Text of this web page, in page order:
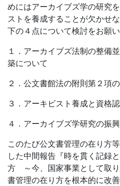
めにはアーカイブズ学の研究
ストを養成することが欠かせ
下の４点について検討をお願い
１．アーカイブズ法制の整備
築について
２．公文書館法の附則第２項
３．アーキビスト養成と資格
４．アーカイブズ学研究の振
このたび公文書管理の在り方
した中間報告『時を貫く記録
方 ～今、国家事業として取
書管理の在り方を根本的に改